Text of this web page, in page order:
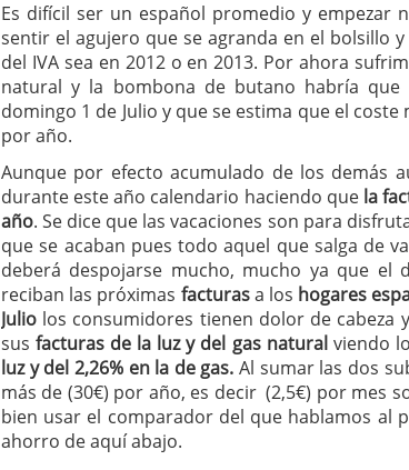
Es difícil ser un español promedio y empezar
sentir el agujero que se agranda en el bolsillo
del IVA sea en 2012 o en 2013. Por ahora
natural y la bombona de butano habría que
domingo 1 de Julio y que se estima que el
por año.
Aunque por efecto acumulado de los demás
durante este año calendario haciendo que la
año. Se dice que las vacaciones son para
que se acaban pues todo aquel que salga de
deberá despojarse mucho, mucho ya que el
reciban las próximas facturasa los hogares
Julio los consumidores tienen dolor de cabeza
sus facturas de la luz y del gas natural viendo
luz y del 2,26% en la de gas. Al sumar las dos
más de (30€) por año, es decir (2,5€) por mes
bien usar el comparador del que hablamos al
ahorro de aquí abajo.